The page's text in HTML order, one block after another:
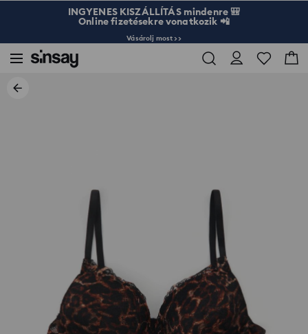
INGYENES KISZÁLLÍTÁS mindenre 🎒
Online fizetésekre vonatkozik 📲
Vásárolj most >>